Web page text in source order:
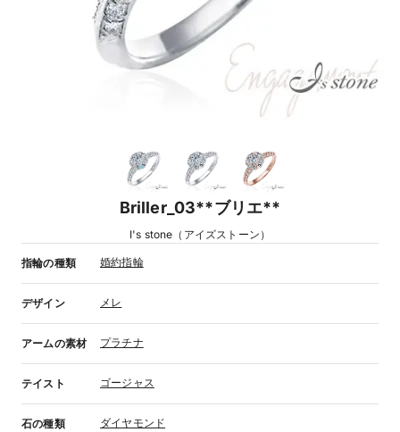
Briller_03**ブリエ**
I's stone（アイズストーン）
指輪の種類 婚約指輪
デザイン メレ
アームの素材 プラチナ
テイスト ゴージャス
石の種類 ダイヤモンド